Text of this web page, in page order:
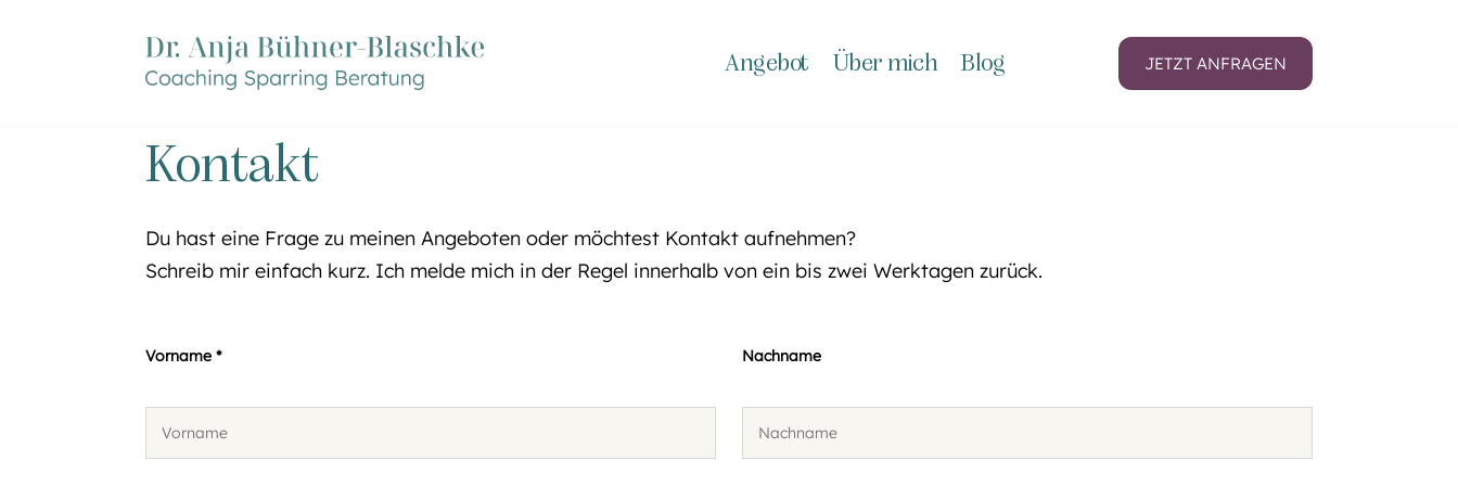
Angebot Über mich Blog JETZT ANFRAGEN
Kontakt
Du hast eine Frage zu meinen Angeboten oder möchtest Kontakt aufnehmen?
Schreib mir einfach kurz. Ich melde mich in der Regel innerhalb von ein bis zwei Werktagen zurück.
Vorname * Nachname